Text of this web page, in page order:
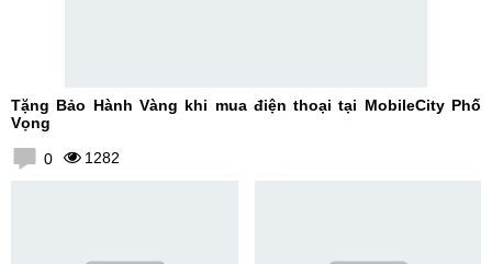
Tặng Bảo Hành Vàng khi mua điện thoại tại MobileCity Phố
Vọng
0 1282